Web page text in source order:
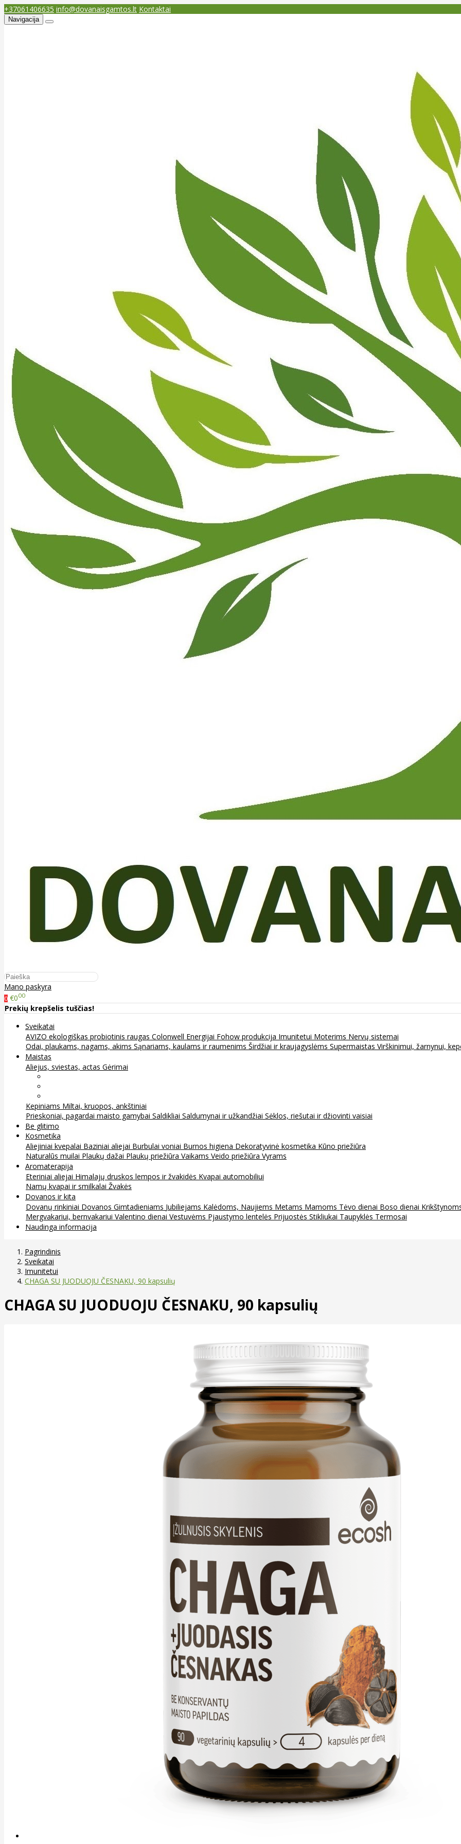
+37061406635 info@dovanaisgamtos.lt Kontaktai
Navigacija
Mano paskyra
0 €000
Prekių krepšelis tuščias!
Sveikatai
AVIZO ekologiškas probiotinis raugas Colonwell Energijai Fohow produkcija Imunitetui Moterims Nervų sistemai
Odai, plaukams, nagams, akims Sąnariams, kaulams ir raumenims Širdžiai ir kraujagyslėms Supermaistas Virškinimui, žarnynui,
Maistas
Aliejus, sviestas, actas Gėrimai
Kepiniams Miltai, kruopos, ankštiniai
Prieskoniai, pagardai maisto gamybai Saldikliai Saldumynai ir užkandžiai Sėklos, riešutai ir džiovinti vaisiai
Be glitimo
Kosmetika
Aliejiniai kvepalai Baziniai aliejai Burbulai voniai Burnos higiena Dekoratyvinė kosmetika Kūno priežiūra
Naturalūs muilai Plaukų dažai Plaukų priežiūra Vaikams Veido priežiūra Vyrams
Aromaterapija
Eteriniai aliejai Himalajų druskos lempos ir žvakidės Kvapai automobiliui
Namų kvapai ir smilkalai Žvakės
Dovanos ir kita
Dovanų rinkiniai Dovanos Gimtadieniams Jubiliejams Kalėdoms, Naujiems Metams Mamoms Tėvo dienai Boso dienai
Mergvakariui, bernvakariui Valentino dienai Vestuvėms Pjaustymo lentelės Prijuostės Stikliukai Taupyklės Termosai
Naudinga informacija
Pagrindinis
Sveikatai
Imunitetui
CHAGA SU JUODUOJU ČESNAKU, 90 kapsulių
CHAGA SU JUODUOJU ČESNAKU, 90 kapsulių